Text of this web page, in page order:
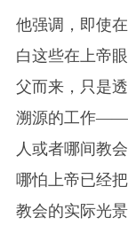
他强调，即使
白这些在上帝
父而来，只是
溯源的工作——
人或者哪间教
哪怕上帝已经
教会的实际光